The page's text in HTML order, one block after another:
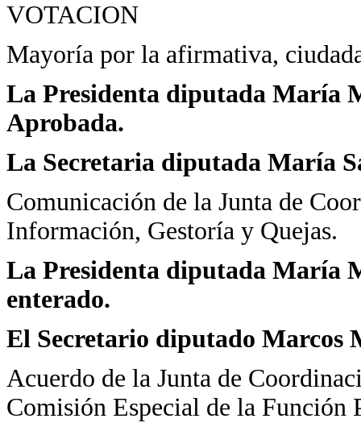
VOTACION
Mayoría por la afirmativa,
La Presidenta diputada María
Aprobada.
La Secretaria diputada María
Comunicación de la Junta de
Información, Gestoría y Quejas.
La Presidenta diputada María
enterado.
El Secretario diputado Marcos
Acuerdo de la Junta de
Comisión Especial de la Función